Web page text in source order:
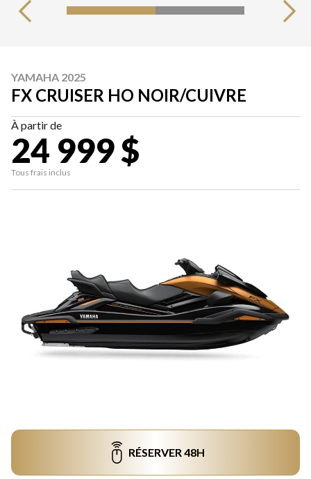
YAMAHA 2025
FX CRUISER HO NOIR/CUIVRE
À partir de
24 999 $
Tous frais inclus
RÉSERVER 48H